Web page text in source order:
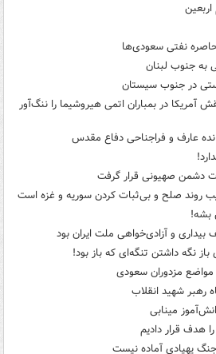
نفتی سعودی‌ها
به جنوب لبنان
در جنوب سیستان
در بمباران اتمی هیروشیما را ننگ‌آور
عارف و فراجناحی دفاع مقدس
دشمن صهیونی قرار گرفت
روند صلح و بی‌ثبات کردن سوریه و غزه است
بشه!
و آزادی‌خواهی ملت ایران بود
مزدوران سعودی
رهبر شهید انقلاب
مینابی
هدف قرار دادیم
پهپادی آماده نیست